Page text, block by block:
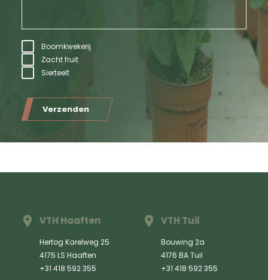
Boomkwekerij
Zacht fruit
Sierteelt
Verzenden
VTH Haaften
Hertog Karelweg 25
4175 LS Haaften
+31 418 592 355
VTH Tuil
Bouwing 2a
4176 BA Tuil
+31 418 592 355